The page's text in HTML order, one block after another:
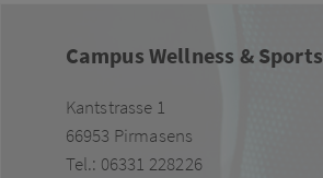
Campus Wellness & Sports
Kantstrasse 1
66953 Pirmasens
Tel.: 06331 228226